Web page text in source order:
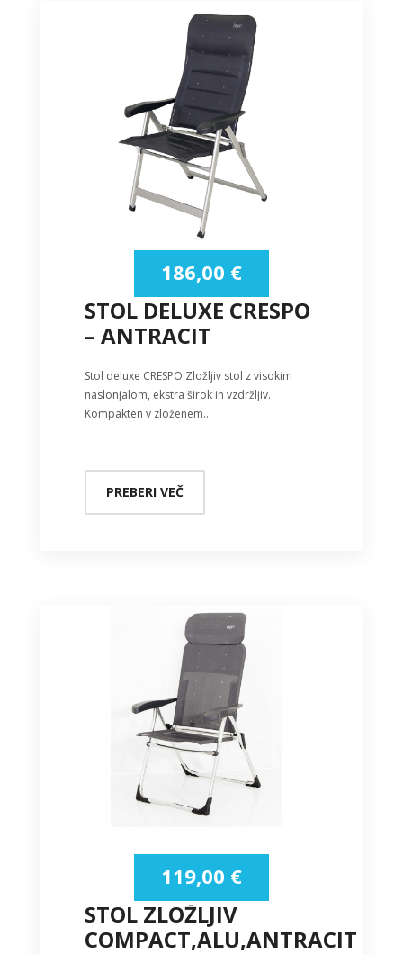
STOL DELUXE CRESPO
– ANTRACIT
186,00 €
Stol deluxe CRESPO Zložljiv stol z visokim
naslonjalom, ekstra širok in vzdržljiv.
Kompakten v zloženem…
PREBERI VEČ
STOL ZLOŽLJIV
COMPACT,ALU,ANTRACIT
119,00 €